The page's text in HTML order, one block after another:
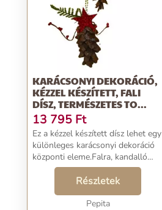
KARÁCSONYI DEKORÁCIÓ,
KÉZZEL KÉSZÍTETT, FALI
DÍSZ, TERMÉSZETES TO...
13 795 Ft
Ez a kézzel készített dísz lehet egy
különleges karácsonyi dekoráció
központi eleme.Falra, kandalló
környékére vagy ajtóra helyezhető,
és bárhová is kerül, biztos, hogy
csodálkozó pillantásokat fog vo...
Részletek
Pepita